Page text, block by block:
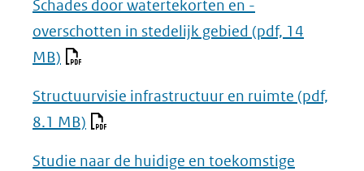
Schades door watertekorten en -
overschotten in stedelijk gebied (pdf, 14
MB)
Structuurvisie infrastructuur en ruimte (pdf,
8.1 MB)
Studie naar de huidige en toekomstige